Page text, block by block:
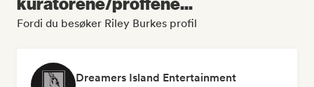
Fordi du besøker Riley Burkes profil
Dreamers Island Entertainment